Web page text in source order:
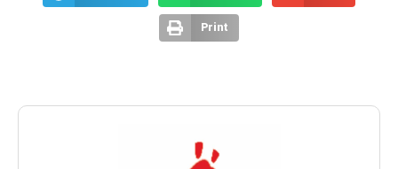
Print